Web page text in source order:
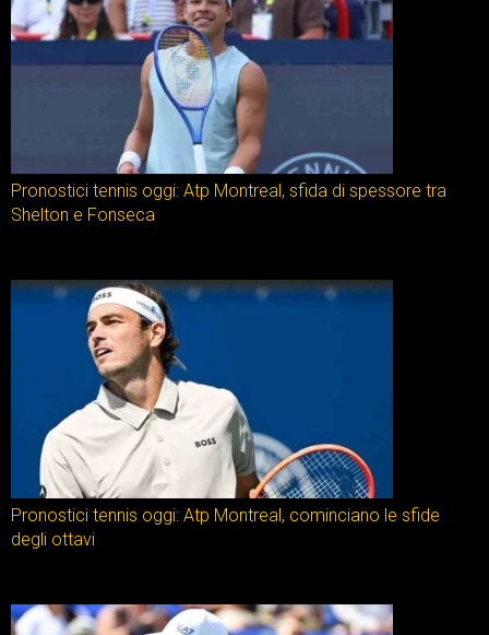
Pronostici tennis oggi: Atp Montreal, sfida di spessore tra
Shelton e Fonseca
Pronostici tennis oggi: Atp Montreal, cominciano le sfide
degli ottavi